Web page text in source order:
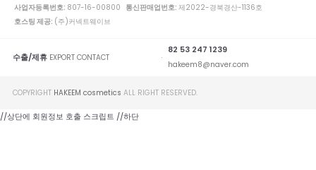
사업자등록번호: 807-16-00800 통신판매업번호: 제2022-경북경산-1136호
호스팅 제공: (주)커넥트웨이브
수출/제휴 EXPORT CONTACT
82 53 247 1239
hakeem8@naver.com
COPYRIGHT HAKEEM cosmetics ALL RIGHT RESERVED.
//상단에 회원정보 호출 스크립트 //하단